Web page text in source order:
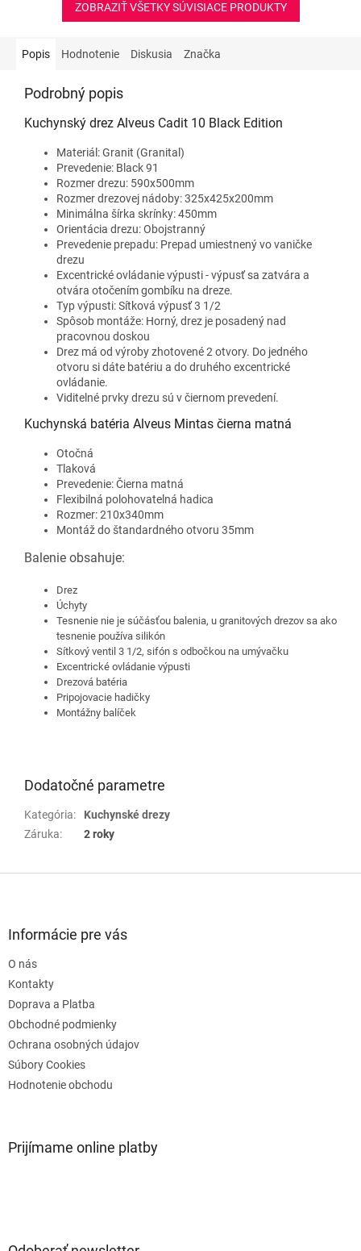
ZOBRAZIŤ VŠETKY SÚVISIACE PRODUKTY
Popis Hodnotenie Diskusia Značka
Podrobný popis
Kuchynský drez Alveus Cadit 10 Black Edition
Materiál: Granit (Granital)
Prevedenie: Black 91
Rozmer drezu: 590x500mm
Rozmer drezovej nádoby: 325x425x200mm
Minimálna šírka skrínky: 450mm
Orientácia drezu: Obojstranný
Prevedenie prepadu: Prepad umiestnený vo vaničke
drezu
Excentrické ovládanie výpusti - výpusť sa zatvára a
otvára otočením gombíku na dreze.
Typ výpusti: Sítková výpusť 3 1/2
Spôsob montáže: Horný, drez je posadený nad
pracovnou doskou
Drez má od výroby zhotovené 2 otvory. Do jedného
otvoru si dáte batériu a do druhého excentrické
ovládanie.
Viditelné prvky drezu sú v čiernom prevedení.
Kuchynská batéria Alveus Mintas čierna matná
Otočná
Tlaková
Prevedenie: Čierna matná
Flexibilná polohovatelná hadica
Rozmer: 210x340mm
Montáž do štandardného otvoru 35mm
Balenie obsahuje:
Drez
Úchyty
Tesnenie nie je súčásťou balenia, u granitových drezov sa ako
tesnenie používa silikón
Sítkový ventil 3 1/2, sifón s odbočkou na umývačku
Excentrické ovládanie výpusti
Drezová batéria
Pripojovacie hadičky
Montážny balíček
Dodatočné parametre
Kategória:
Kuchynské drezy
Záruka: 2 roky
Informácie pre vás
O nás
Kontakty
Doprava a Platba
Obchodné podmienky
Ochrana osobných údajov
Súbory Cookies
Hodnotenie obchodu
Prijímame online platby